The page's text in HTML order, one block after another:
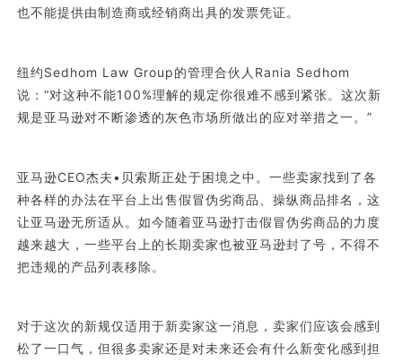
也不能提供由制造商或经销商出具的发票凭证。
纽约Sedhom Law Group的管理合伙人Rania Sedhom
说：“对这种不能100%理解的规定你很难不感到紧张。这次新
规是亚马逊对不断渗透的灰色市场所做出的应对举措之一。”
亚马逊CEO杰夫•贝索斯正处于困境之中。一些卖家找到了各
种各样的办法在平台上出售假冒伪劣商品、操纵商品排名，这
让亚马逊无所适从。如今随着亚马逊打击假冒伪劣商品的力度
越来越大，一些平台上的长期卖家也被亚马逊封了号，不得不
把违规的产品列表移除。
对于这次的新规仅适用于新卖家这一消息，卖家们应该会感到
松了一口气，但很多卖家还是对未来还会有什么新变化感到担